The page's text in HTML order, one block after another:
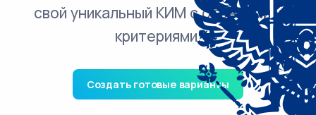
свой уникальный КИМ с ответами и
критериями.
Создать готовые варианты